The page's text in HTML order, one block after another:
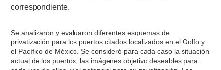
correspondiente.
Se analizaron y evaluaron diferentes esquemas de
privatización para los puertos citados localizados en el Golfo y
el Pacífico de México. Se consideró para cada caso la situación
actual de los puertos, las imágenes objetivo deseables para